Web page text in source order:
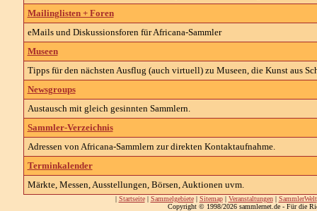
Mailinglisten + Foren
eMails und Diskussionsforen für Africana-Sammler
Museen
Tipps für den nächsten Ausflug (auch virtuell) zu Museen, die Kunst aus
Newsgroups
Austausch mit gleich gesinnten Sammlern.
Sammler-Verzeichnis
Adressen von Africana-Sammlern zur direkten Kontaktaufnahme.
Terminkalender
Märkte, Messen, Ausstellungen, Börsen, Auktionen uvm.
| Startseite| Sammelgebiete| Sitemap| Veranstaltungen| SammlerWelt
Copyright © 1998/2026 sammlernet.de - Für die